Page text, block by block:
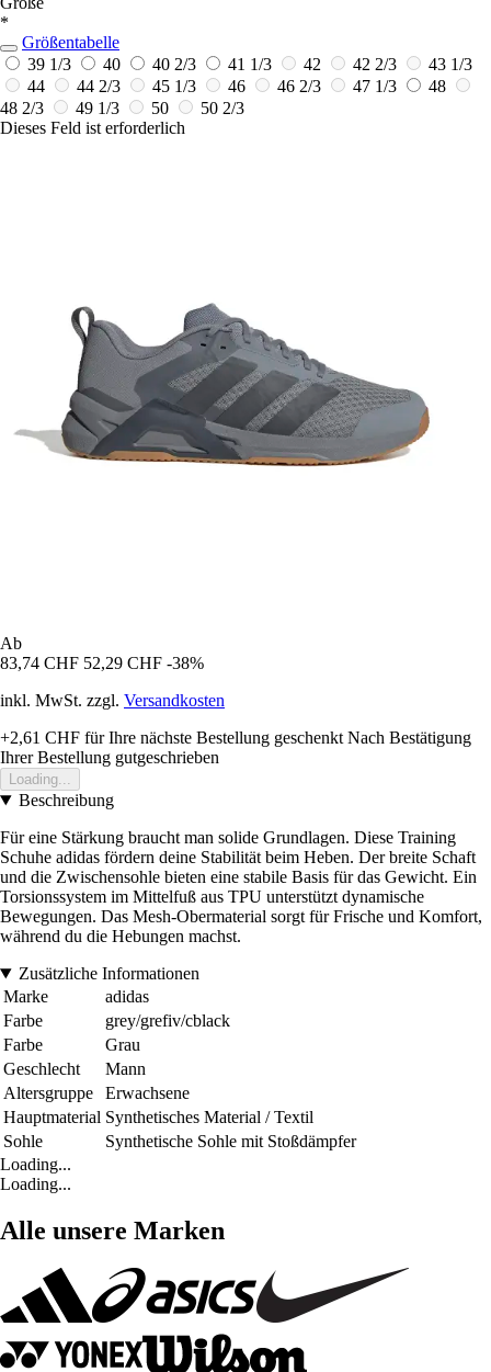
*
Größentabelle
39 1/3
40 40 2/3 41 1/3 42 42 2/3
43 1/3
44
44 2/3 45 1/3 46 46 2/3 47 1/3
48
48 2/3
49 1/3 50
50 2/3
Dieses Feld ist erforderlich
Ab
83,74 CHF 52,29 CHF -38%
inkl. MwSt. zzgl. Versandkosten
+2,61 CHF für Ihre nächste Bestellung geschenkt Nach Bestätigung
Ihrer Bestellung gutgeschrieben
Loading...
Beschreibung
Für eine Stärkung braucht man solide Grundlagen. Diese Training
Schuhe adidas fördern deine Stabilität beim Heben. Der breite Schaft
und die Zwischensohle bieten eine stabile Basis für das Gewicht. Ein
Torsionssystem im Mittelfuß aus TPU unterstützt dynamische
Bewegungen. Das Mesh-Obermaterial sorgt für Frische und Komfort,
während du die Hebungen machst.
Zusätzliche Informationen
Marke
adidas
Farbe
grey/grefiv/cblack
Farbe
Grau
Geschlecht
Mann
Altersgruppe
Erwachsene
Hauptmaterial Synthetisches Material / Textil
Sohle
Synthetische Sohle mit Stoßdämpfer
Loading...
Loading...
Alle unsere Marken